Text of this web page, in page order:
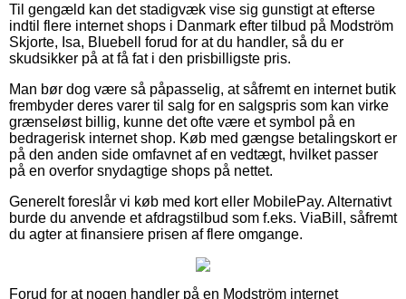
Til gengæld kan det stadigvæk vise sig gunstigt at efterse
indtil flere internet shops i Danmark efter tilbud på Modström
Skjorte, Isa, Bluebell forud for at du handler, så du er
skudsikker på at få fat i den prisbilligste pris.
Man bør dog være så påpasselig, at såfremt en internet butik
frembyder deres varer til salg for en salgspris som kan virke
grænseløst billig, kunne det ofte være et symbol på en
bedragerisk internet shop. Køb med gængse betalingskort er
på den anden side omfavnet af en vedtægt, hvilket passer
på en overfor snydagtige shops på nettet.
Generelt foreslår vi køb med kort eller MobilePay. Alternativt
burde du anvende et afdragstilbud som f.eks. ViaBill, såfremt
du agter at finansiere prisen af flere omgange.
Forud for at nogen handler på en Modström internet